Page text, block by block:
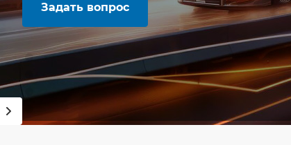
Задать вопрос